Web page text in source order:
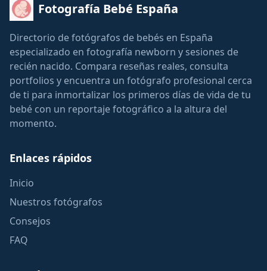
Fotografía Bebé España
Directorio de fotógrafos de bebés en España
especializado en fotografía newborn y sesiones de
recién nacido. Compara reseñas reales, consulta
portfolios y encuentra un fotógrafo profesional cerca
de ti para inmortalizar los primeros días de vida de tu
bebé con un reportaje fotográfico a la altura del
momento.
Enlaces rápidos
Inicio
Nuestros fotógrafos
Consejos
FAQ